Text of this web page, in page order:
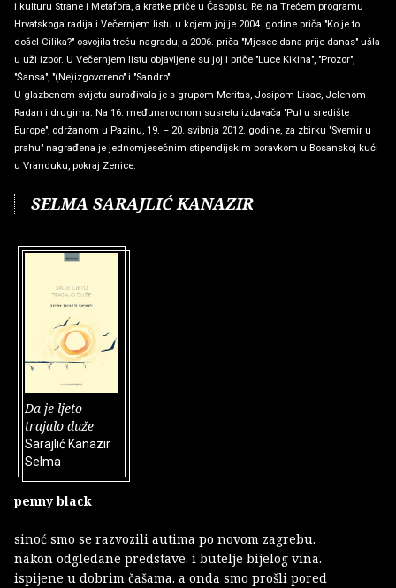
i kulturu Strane i Metafora, a kratke priče u Časopisu Re, na Trećem programu
Hrvatskoga radija i Večernjem listu u kojem joj je 2004. godine priča "Ko je to
došel Cilika?" osvojila treću nagradu, a 2006. priča "Mjesec dana prije danas" ušla
u uži izbor. U Večernjem listu objavljene su joj i priče "Luce Kikina", "Prozor",
"Šansa", "(Ne)izgovoreno" i "Sandro".
U glazbenom svijetu surađivala je s grupom Meritas, Josipom Lisac, Jelenom
Radan i drugima. Na 16. međunarodnom susretu izdavača "Put u središte
Europe", održanom u Pazinu, 19. – 20. svibnja 2012. godine, za zbirku "Svemir u
prahu" nagrađena je jednomjesečnim stipendijskim boravkom u Bosanskoj kući
u Vranduku, pokraj Zenice.
SELMA SARAJLIĆ KANAZIR
Da je ljeto
trajalo duže
Sarajlić Kanazir
Selma
penny black
sinoć smo se razvozili autima po novom zagrebu.
nakon odgledane predstave. i butelje bijelog vina.
ispijene u dobrim čašama. a onda smo prošli pored